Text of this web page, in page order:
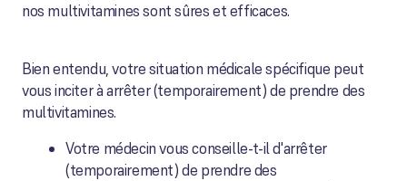
nos multivitamines sont sûres et efficaces.
Bien entendu, votre situation médicale spécifique peut
vous inciter à arrêter (temporairement) de prendre des
multivitamines.
Votre médecin vous conseille-t-il d'arrêter
(temporairement) de prendre des